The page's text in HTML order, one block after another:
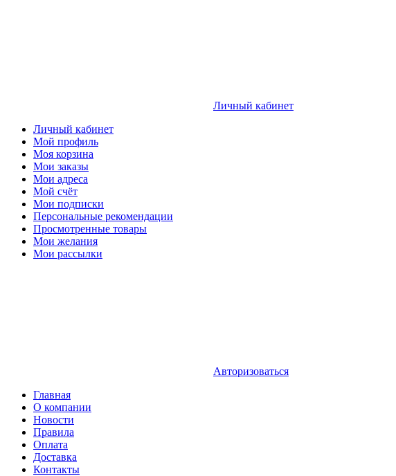
Личный кабинет
Личный кабинет
Мой профиль
Моя корзина
Мои заказы
Мои адреса
Мой счёт
Мои подписки
Персональные рекомендации
Просмотренные товары
Мои желания
Мои рассылки
Авторизоваться
Главная
О компании
Новости
Правила
Оплата
Доставка
Контакты